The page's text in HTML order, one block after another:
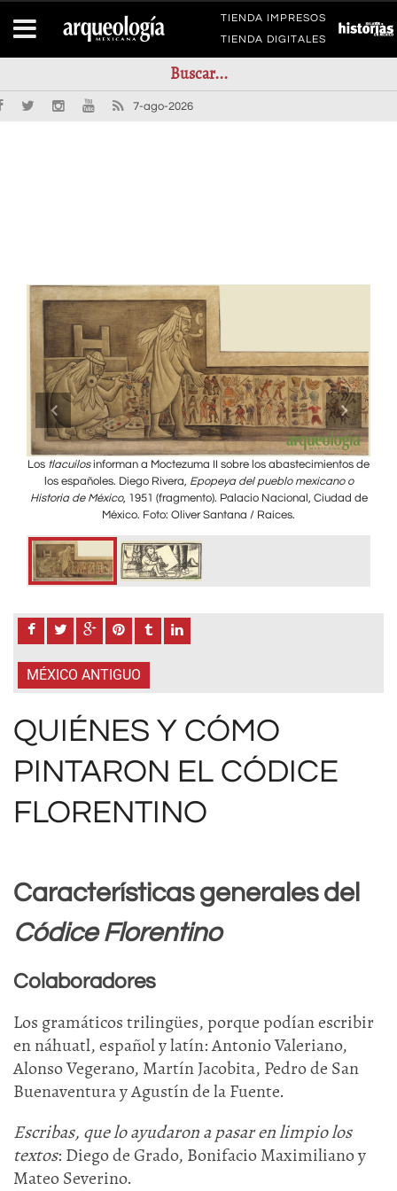
TIENDA IMPRESOS
TIENDA DIGITALES
7-ago-2026
Los tlacuilosinforman a Moctezuma II sobre los abastecimientos de
los españoles. Diego Rivera, Epopeya del pueblo mexicano o
Historia de México, 1951 (fragmento). Palacio Nacional, Ciudad de
México. Foto: Oliver Santana / Raíces.
MÉXICO ANTIGUO
QUIÉNES Y CÓMO
PINTARON EL CÓDICE
FLORENTINO
Características generales del
Códice Florentino
Colaboradores
Los gramáticos trilingües, porque podían escribir
en náhuatl, español y latín: Antonio Valeriano,
Alonso Vegerano, Martín Jacobita, Pedro de San
Buenaventura y Agustín de la Fuente.
Escribas, que lo ayudaron a pasar en limpio los
textos: Diego de Grado, Bonifacio Maximiliano y
Mateo Severino.